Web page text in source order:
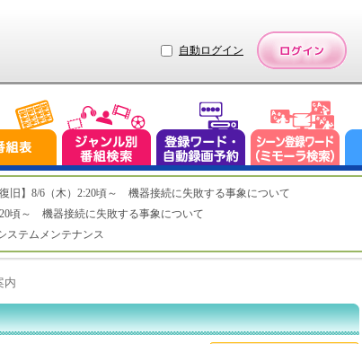
自動ログイン
旧】8/6（木）2:20頃～ 機器接続に失敗する事象について
頃～ 機器接続に失敗する事象について
ステムメンテナンス
内